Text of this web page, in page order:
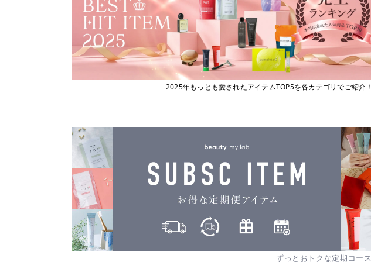
クロマテック
CHROMATECH
ケアネス
CARENESS
KERAFFECT
サマーバー
SUMMER BAR
ジェーシー／自由が丘クリニック
ジェミールフラン
jemile fran
シュウウエムラ
shu uemura
シンピュルテ
2025年もっとも愛されたアイテムTOP5を各カテゴリでご紹介！
ずっとおトクな定期コース